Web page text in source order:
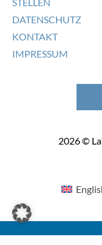
DATENSCHUTZ
KONTAKT
IMPRESSUM
2026 ©